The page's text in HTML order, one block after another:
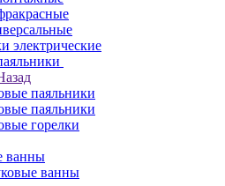
электрические
паяльники
паяльники
горелки
ванны
ванны